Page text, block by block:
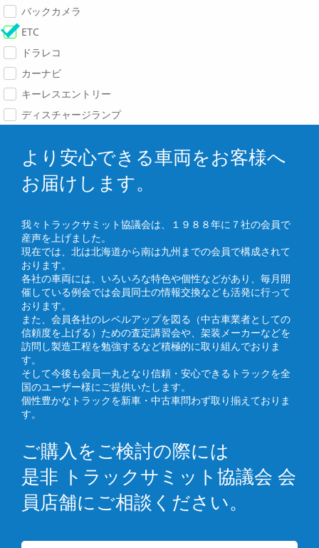
バックカメラ
ETC
ドラレコ
カーナビ
キーレスエントリー
ディスチャージランプ
より安心できる車両をお客様へ
お届けします。
我々トラックサミット協議会は、１９８８年に７社の会員で
産声を上げました。
現在では、北は北海道から南は九州までの会員で構成されて
おります。
各社の車両には、いろいろな特色や個性などがあり、毎月開
催している例会では会員同士の情報交換なども活発に行って
おります。
また、会員各社のレベルアップを図る（中古車業者としての
信頼度を上げる）ための査定講習会や、架装メーカーなどを
訪問し製造工程を勉強するなど積極的に取り組んでおりま
す。
そして今後も会員一丸となり信頼・安心できるトラックを全
国のユーザー様にご提供いたします。
個性豊かなトラックを新車・中古車問わず取り揃えておりま
す。
ご購入をご検討の際には
是非 トラックサミット協議会 会
員店舗にご相談ください。